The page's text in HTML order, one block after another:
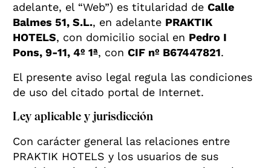
adelante, el “Web”) es titularidad de Calle
Balmes 51, S.L., en adelante PRAKTIK
HOTELS, con domicilio social en Pedro I
Pons, 9-11, 4º 1ª, con CIF nº B67447821.
El presente aviso legal regula las condiciones
de uso del citado portal de Internet.
Ley aplicable y jurisdicción
Con carácter general las relaciones entre
PRAKTIK HOTELS y los usuarios de sus